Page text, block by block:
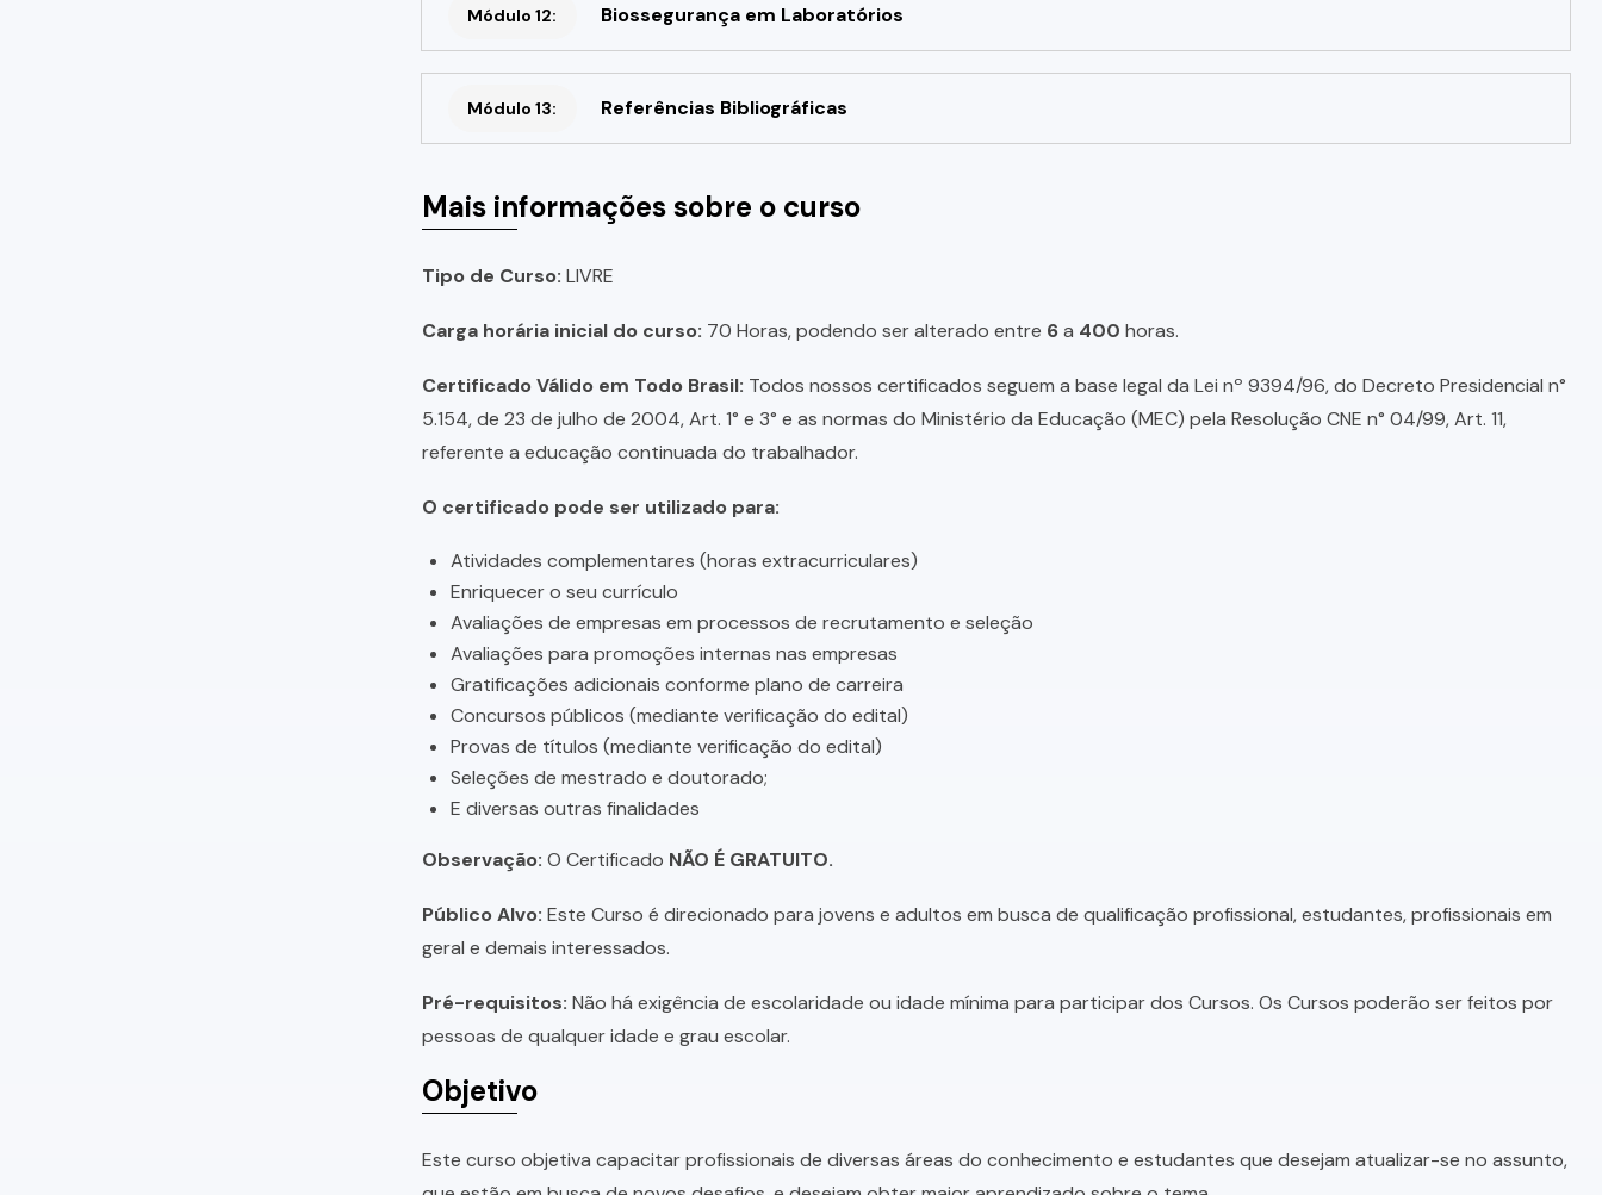
Módulo 12: Biossegurança em Laboratórios
Módulo 13: Referências Bibliográficas
Mais informações sobre o curso
Tipo de Curso: LIVRE
Carga horária inicial do curso: 70 Horas, podendo ser alterado entre 6a 400 horas.
Certificado Válido em Todo Brasil: Todos nossos certificados seguem a base legal da Lei nº 9394/96, do Decreto Presidencial n°
5.154, de 23 de julho de 2004, Art. 1° e 3° e as normas do Ministério da Educação (MEC) pela Resolução CNE n° 04/99, Art. 11,
referente a educação continuada do trabalhador.
O certificado pode ser utilizado para:
Atividades complementares (horas extracurriculares)
Enriquecer o seu currículo
Avaliações de empresas em processos de recrutamento e seleção
Avaliações para promoções internas nas empresas
Gratificações adicionais conforme plano de carreira
Concursos públicos (mediante verificação do edital)
Provas de títulos (mediante verificação do edital)
Seleções de mestrado e doutorado;
E diversas outras finalidades
Observação: O Certificado NÃO É GRATUITO.
Público Alvo: Este Curso é direcionado para jovens e adultos em busca de qualificação profissional, estudantes, profissionais em
geral e demais interessados.
Pré-requisitos: Não há exigência de escolaridade ou idade mínima para participar dos Cursos. Os Cursos poderão ser feitos por
pessoas de qualquer idade e grau escolar.
Objetivo
Este curso objetiva capacitar profissionais de diversas áreas do conhecimento e estudantes que desejam atualizar-se no assunto,